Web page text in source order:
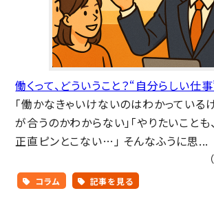
働くって、どういうこと？“自分らしい仕
「働かなきゃいけないのはわかっている
が合うのかわからない」「やりたいことも
正直ピンとこない…」 そんなふうに思...
コラム 記事を見る